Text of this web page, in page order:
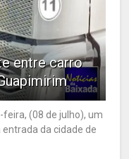
entre carro
feira, (08 de julho), um
da cidade de